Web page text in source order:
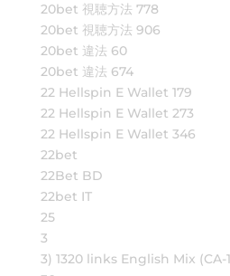
20bet 視聴方法 778
20bet 視聴方法 906
20bet 違法 60
20bet 違法 674
22 Hellspin E Wallet 179
22 Hellspin E Wallet 273
22 Hellspin E Wallet 346
22bet
22Bet BD
22bet IT
25
3
3) 1320 links English Mix (CA-